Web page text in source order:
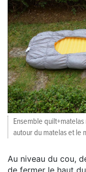
Ensemble
autour du matelas et le
Au niveau du cou,